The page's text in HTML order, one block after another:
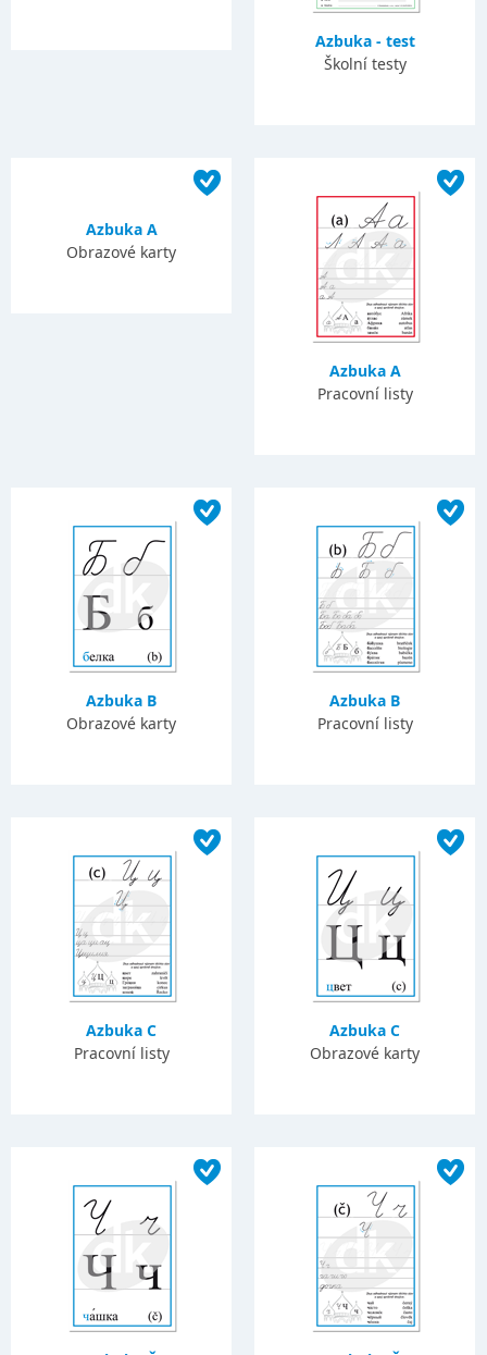
Azbuka - test
Školní testy
Azbuka A
Obrazové karty
Azbuka A
Pracovní listy
Azbuka B
Obrazové karty
Azbuka B
Pracovní listy
Azbuka C
Pracovní listy
Azbuka C
Obrazové karty